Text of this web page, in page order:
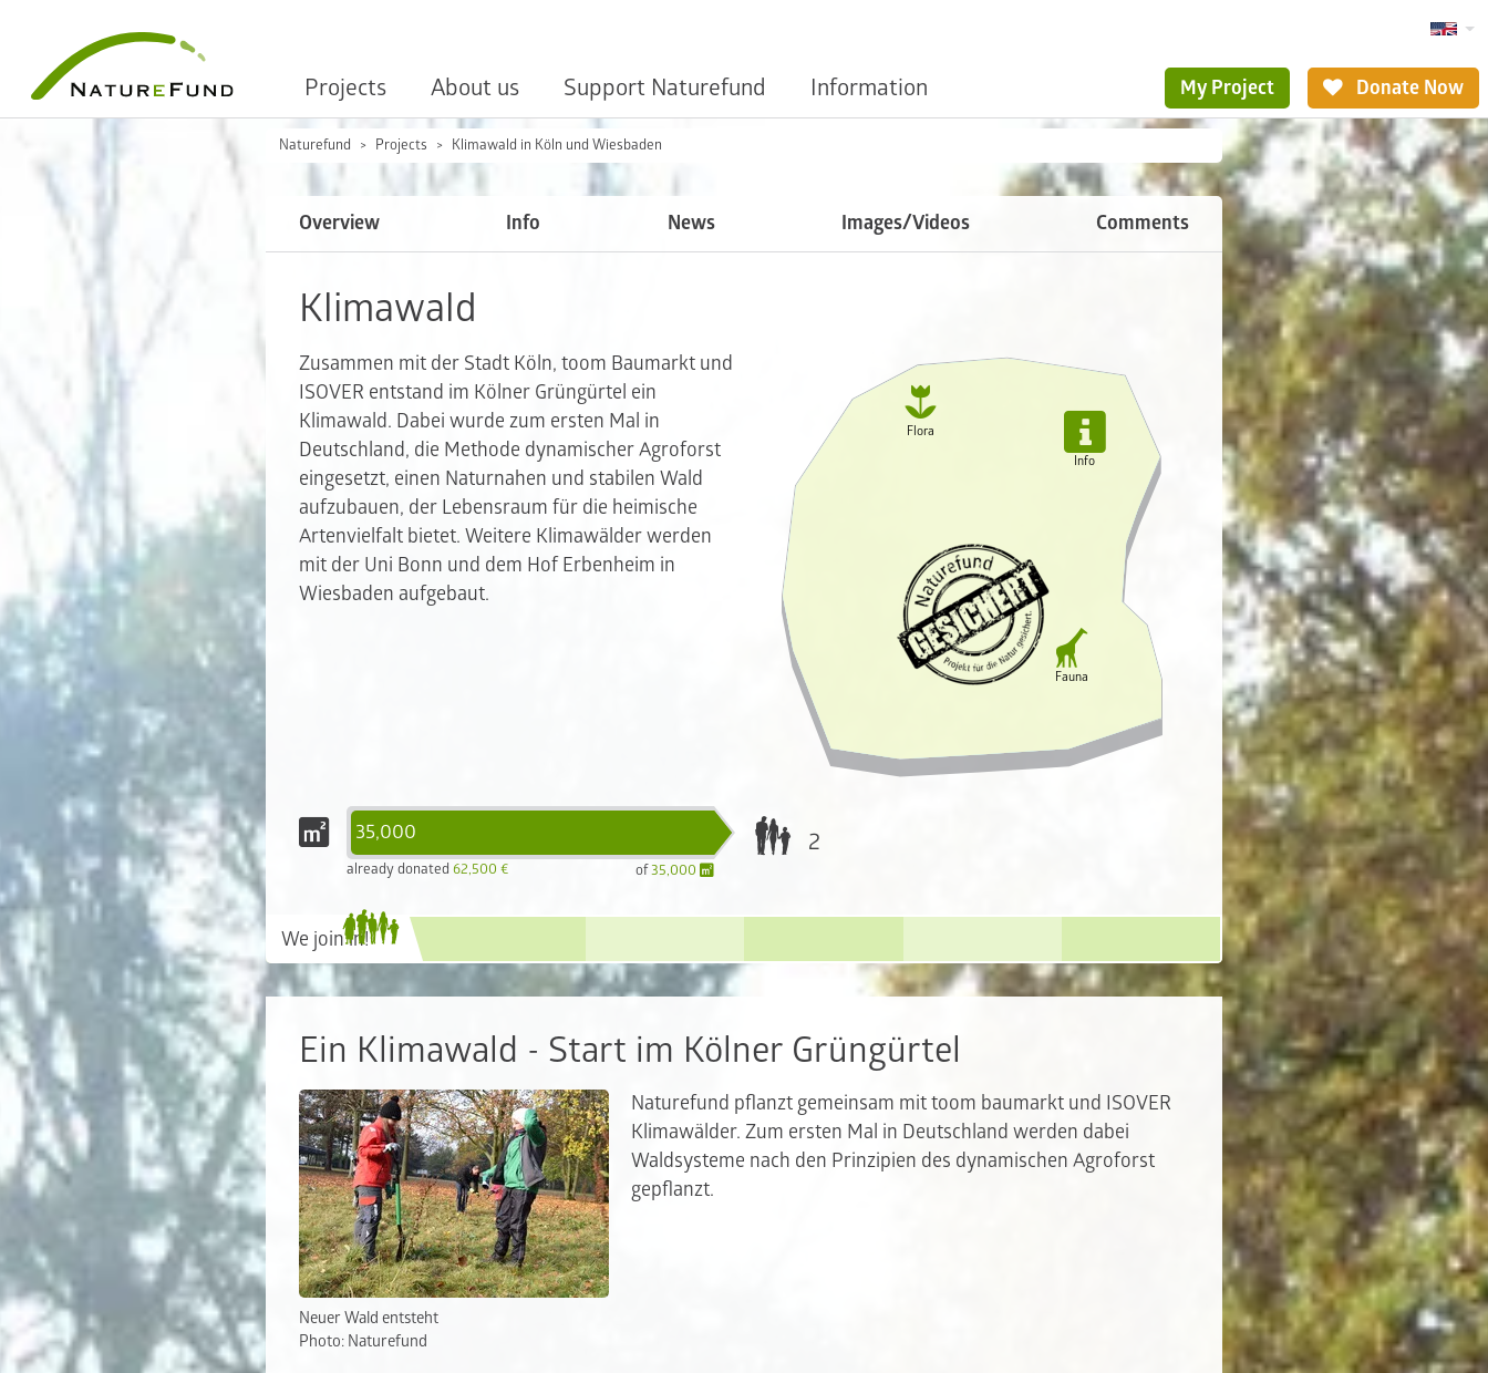
Projects About us Support Naturefund Information My Project Donate Now
Naturefund Projects Klimawald in Köln und Wiesbaden
Overview Info News Images/Videos Comments
Klimawald
Zusammen mit der Stadt Köln, toom Baumarkt und
ISOVER entstand im Kölner Grüngürtel ein
Klimawald. Dabei wurde zum ersten Mal in
Deutschland, die Methode dynamischer Agroforst
eingesetzt, einen Naturnahen und stabilen Wald
aufzubauen, der Lebensraum für die heimische
Artenvielfalt bietet. Weitere Klimawälder werden
mit der Uni Bonn und dem Hof Erbenheim in
Wiesbaden aufgebaut.
35,000
already donated62,500 € of35,000

Fauna

Flora 
Info
2
We join in!
Ein Klimawald - Start im Kölner Grüngürtel
Neuer Wald entsteht
Photo: Naturefund
Naturefund pflanzt gemeinsam mit toom baumarkt und ISOVER
Klimawälder. Zum ersten Mal in Deutschland werden dabei
Waldsysteme nach den Prinzipien des dynamischen Agroforst
gepflanzt.